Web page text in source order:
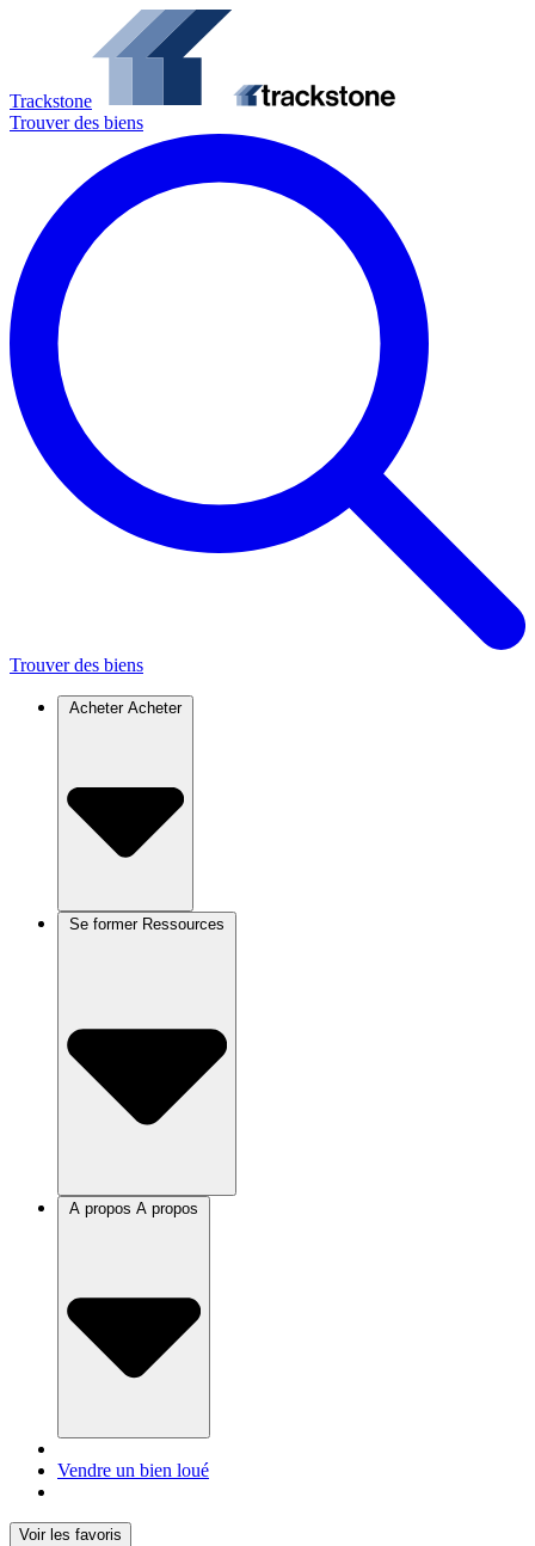
Trackstone
Trouver des biens
Trouver des biens
Acheter Acheter
Se former
A propos
Vendre un bien loué
Voir les favoris